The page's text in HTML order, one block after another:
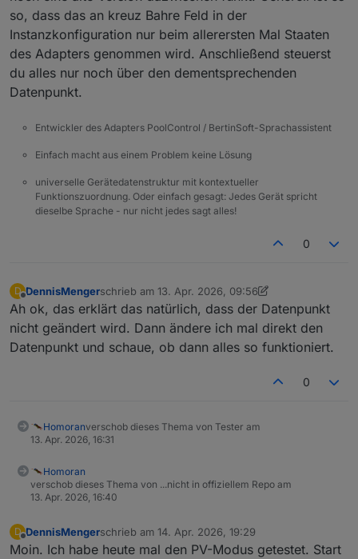
so, dass das an kreuz Bahre Feld in der
Instanzkonfiguration nur beim allerersten Mal Staaten
des Adapters genommen wird. Anschließend steuerst
du alles nur noch über den dementsprechenden
Datenpunkt.
Entwickler des Adapters PoolControl / BertinSoft-Sprachassistent
Einfach macht aus einem Problem keine Lösung
universelle Gerätedatenstruktur mit kontextueller
Funktionszuordnung. Oder einfach gesagt: Jedes Gerät spricht
dieselbe Sprache - nur nicht jedes sagt alles!
0
D
Offline
DennisMengerschrieb am 13. Apr. 2026, 09:56
zuletzt editiert von DennisMenger
Ah ok, das erklärt das natürlich, dass der Datenpunkt
nicht geändert wird. Dann ändere ich mal direkt den
Datenpunkt und schaue, ob dann alles so funktioniert.
0
Homoranverschob dieses Thema von Tester am
13. Apr. 2026, 16:31
Homoran
verschob dieses Thema von ...nicht in offiziellem Repo am
13. Apr. 2026, 16:40
D
Offline
DennisMengerschrieb am 14. Apr. 2026, 19:29
zuletzt editiert von
Moin. Ich habe heute mal den PV-Modus getestet. Start